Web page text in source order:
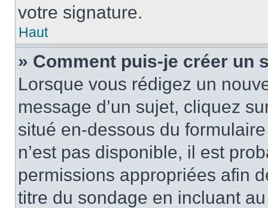
votre signature.
Haut
» Comment puis-je créer un
Lorsque vous rédigez un
message d’un sujet, cliquez
situé en-dessous du
n’est pas disponible, il est
permissions appropriées afin
titre du sondage en incluant